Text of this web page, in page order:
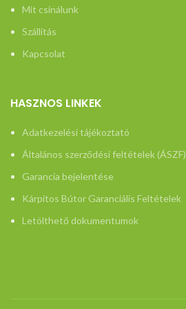
Mit csinálunk
Szállítás
Kapcsolat
HASZNOS LINKEK
Adatkezelési tájékoztató
Általános szerződési feltételek (ÁSZF)
Garancia bejelentése
Kárpitos Bútor Garanciális Feltételek
Letölthető dokumentumok